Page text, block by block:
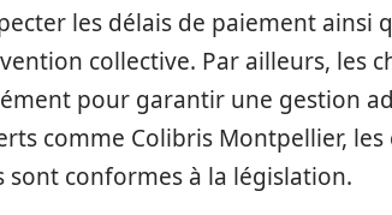
les délais de paiement ainsi
collective. Par ailleurs, les
pour garantir une gestion
comme Colibris Montpellier,
sont conformes à la législation.